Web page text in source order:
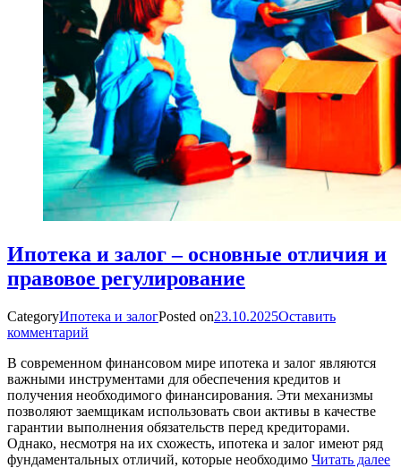
Ипотека и залог – основные отличия и
правовое регулирование
CategoryИпотека и залогPosted on23.10.2025Оставить
комментарий
В современном финансовом мире ипотека и залог являются
важными инструментами для обеспечения кредитов и
получения необходимого финансирования. Эти механизмы
позволяют заемщикам использовать свои активы в качестве
гарантии выполнения обязательств перед кредиторами.
Однако, несмотря на их схожесть, ипотека и залог имеют ряд
фундаментальных отличий, которые необходимо Читать далее